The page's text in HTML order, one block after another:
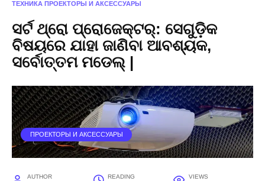
ТЕХНИКА ПРОЕКТОРЫ И АКСЕССУАРЫ
ସର୍ଟ ଥ୍ରୋ ପ୍ରୋଜେକ୍ଟର୍: ସେଗୁଡ଼ିକ
ବିଷୟରେ ଯାହା ଜାଣିବା ଆବଶ୍ୟକ,
ସର୍ବୋତ୍ତମ ମଡେଲ୍ |
ПРОЕКТОРЫ И АКСЕССУАРЫ
AUTHOR READING VIEWS